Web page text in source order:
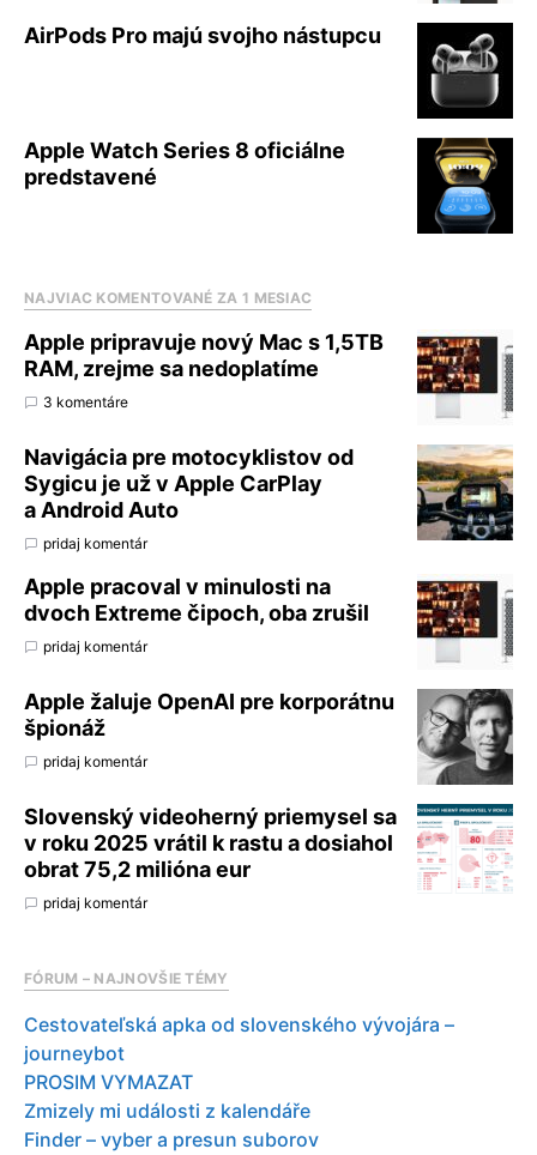
AirPods Pro majú svojho nástupcu
Apple Watch Series 8 oficiálne
predstavené
NAJVIAC KOMENTOVANÉ ZA 1 MESIAC
Apple pripravuje nový Mac s 1,5TB
RAM, zrejme sa nedoplatíme
3 komentáre
Navigácia pre motocyklistov od
Sygicu je už v Apple CarPlay
a Android Auto
pridaj komentár
Apple pracoval v minulosti na
dvoch Extreme čipoch, oba zrušil
pridaj komentár
Apple žaluje OpenAI pre korporátnu
špionáž
pridaj komentár
Slovenský videoherný priemysel sa
v roku 2025 vrátil k rastu a dosiahol
obrat 75,2 milióna eur
pridaj komentár
FÓRUM – NAJNOVŠIE TÉMY
Cestovateľská apka od slovenského vývojára –
journeybot
PROSIM VYMAZAT
Zmizely mi události z kalendáře
Finder – vyber a presun suborov